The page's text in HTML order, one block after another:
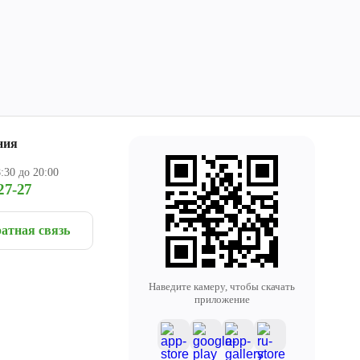
до 20:00
27
связь
Наведите камеру, чтобы скачать
приложение